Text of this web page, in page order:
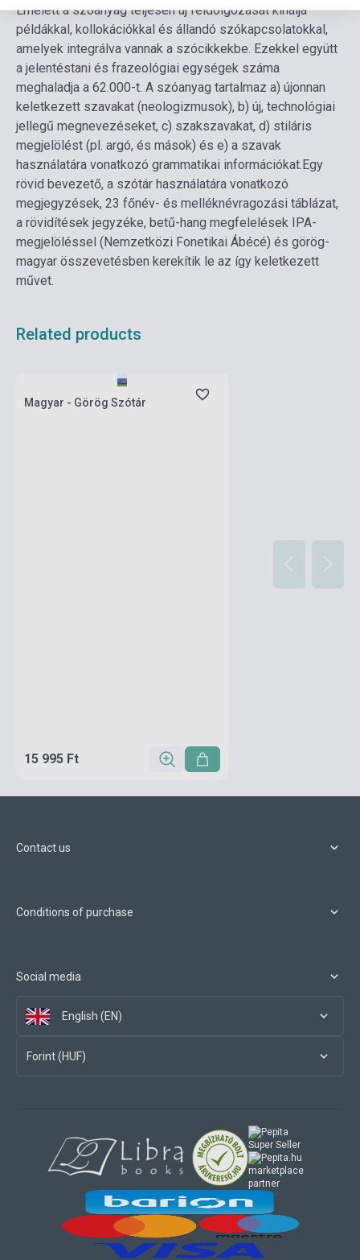
Emelett a szóanyag teljesen új feldolgozását kínálja
példákkal, kollokációkkal és állandó szókapcsolatokkal,
amelyek integrálva vannak a szócikkekbe. Ezekkel együtt
a jelentéstani és frazeológiai egységek száma
meghaladja a 62.000-t. A szóanyag tartalmaz a) újonnan
keletkezett szavakat (neologizmusok), b) új, technológiai
jellegű megnevezéseket, c) szakszavakat, d) stiláris
megjelölést (pl. argó, és mások) és e) a szavak
használatára vonatkozó grammatikai információkat. Egy
rövid bevezető, a szótár használatára vonatkozó
megjegyzések, 23 főnév- és melléknévragozási táblázat,
a rövidítések jegyzéke, betű-hang megfelelések IPA-
megjelöléssel (Nemzetközi Fonetikai Ábécé) és görög-
magyar összevetésben kerekítik le az így keletkezett
művet.
Related products
Magyar - Görög Szótár
15 995 Ft
Contact us
Conditions of purchase
Social media
English (EN)
Forint (HUF)
marketplace
partner